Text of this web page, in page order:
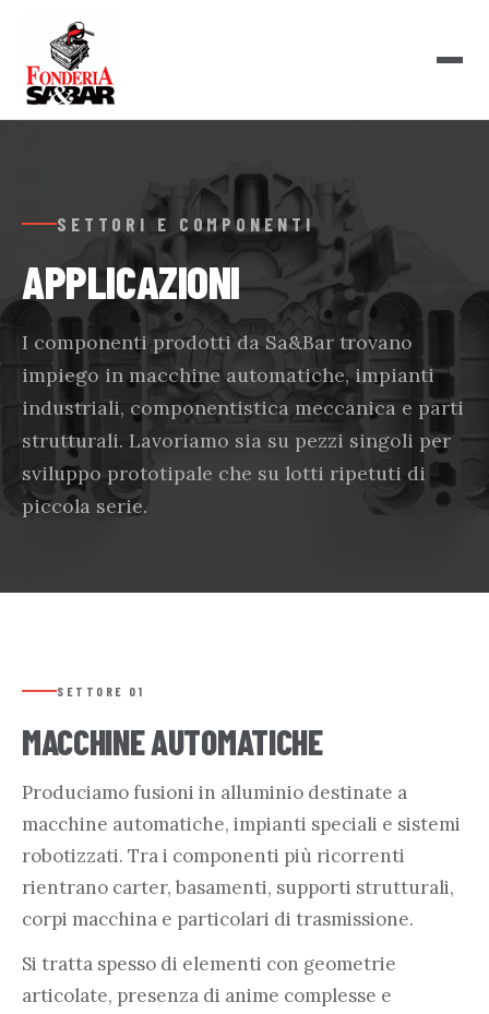
SETTORI E COMPONENTI
APPLICAZIONI
I componenti prodotti da Sa&Bar trovano
impiego in macchine automatiche, impianti
industriali, componentistica meccanica e parti
strutturali. Lavoriamo sia su pezzi singoli per
sviluppo prototipale che su lotti ripetuti di
piccola serie.
SETTORE 01
MACCHINE AUTOMATICHE
Produciamo fusioni in alluminio destinate a
macchine automatiche, impianti speciali e sistemi
robotizzati. Tra i componenti più ricorrenti
rientrano carter, basamenti, supporti strutturali,
corpi macchina e particolari di trasmissione.
Si tratta spesso di elementi con geometrie
articolate, presenza di anime complesse e